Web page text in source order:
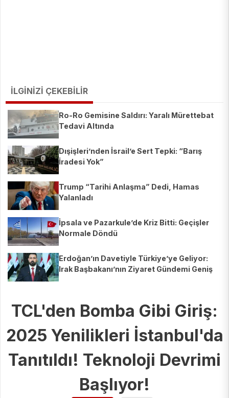
İLGİNİZİ ÇEKEBİLİR
Ro-Ro Gemisine Saldırı: Yaralı Mürettebat
Tedavi Altında
Dışişleri’nden İsrail’e Sert Tepki: “Barış
İradesi Yok”
Trump “Tarihi Anlaşma” Dedi, Hamas
Yalanladı
İpsala ve Pazarkule’de Kriz Bitti: Geçişler
Normale Döndü
Erdoğan’ın Davetiyle Türkiye’ye Geliyor:
Irak Başbakanı’nın Ziyaret Gündemi Geniş
TCL'den Bomba Gibi Giriş:
2025 Yenilikleri İstanbul'da
Tanıtıldı! Teknoloji Devrimi
Başlıyor!